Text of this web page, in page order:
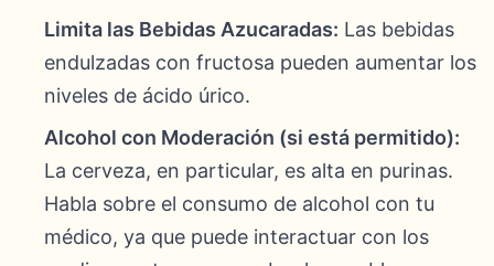
Limita las Bebidas Azucaradas: Las bebidas
endulzadas con fructosa pueden aumentar los
niveles de ácido úrico.
Alcohol con Moderación (si está permitido):
La cerveza, en particular, es alta en purinas.
Habla sobre el consumo de alcohol con tu
médico, ya que puede interactuar con los